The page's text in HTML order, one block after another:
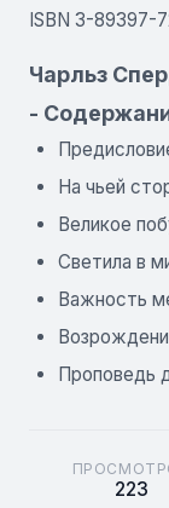
ISBN 3-89397-
Чарльз
-
На чьей
Великое
Светила в
Важность
Проповедь
223